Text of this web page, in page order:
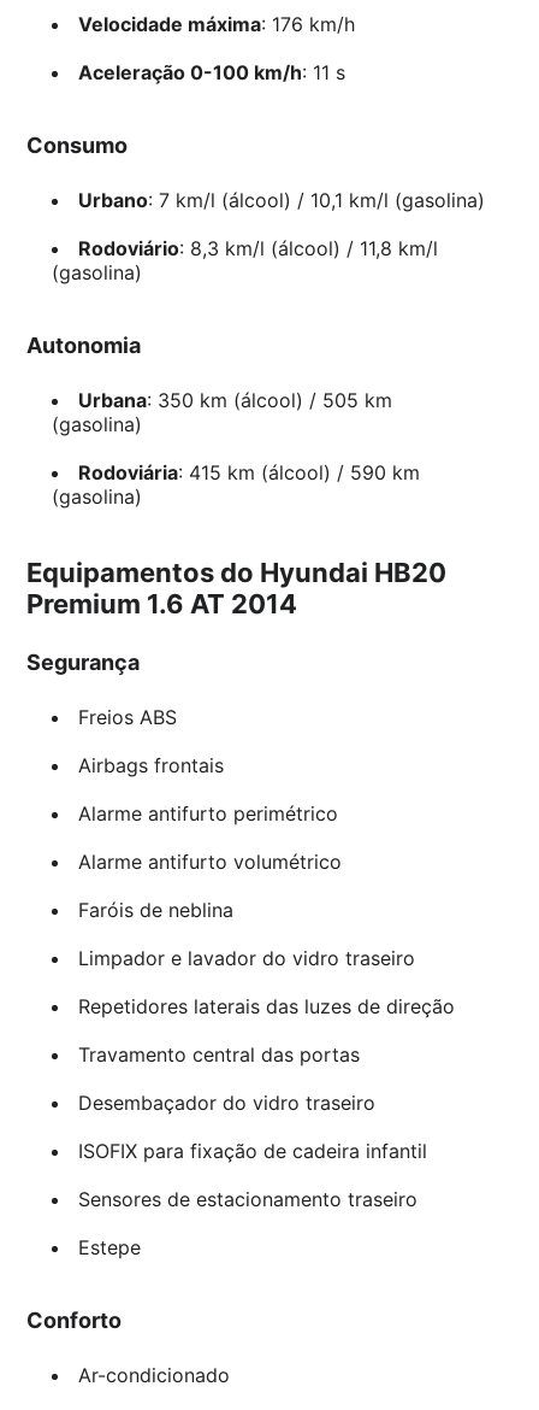
Velocidade máxima: 176 km/h
Aceleração 0-100 km/h: 11 s
Consumo
Urbano: 7 km/l (álcool) / 10,1 km/l (gasolina)
Rodoviário: 8,3 km/l (álcool) / 11,8 km/l
(gasolina)
Autonomia
Urbana: 350 km (álcool) / 505 km
(gasolina)
Rodoviária: 415 km (álcool) / 590 km
(gasolina)
Equipamentos do Hyundai HB20
Premium 1.6 AT 2014
Segurança
Freios ABS
Airbags frontais
Alarme antifurto perimétrico
Alarme antifurto volumétrico
Faróis de neblina
Limpador e lavador do vidro traseiro
Repetidores laterais das luzes de direção
Travamento central das portas
Desembaçador do vidro traseiro
ISOFIX para fixação de cadeira infantil
Sensores de estacionamento traseiro
Estepe
Conforto
Ar-condicionado